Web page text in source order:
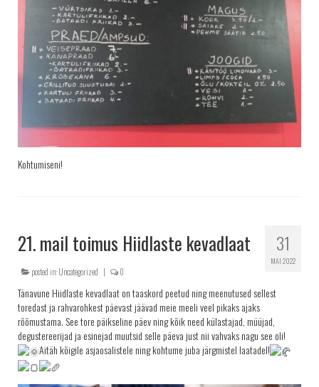
Kohtumiseni!
31
MAI 2022
21. mail toimus Hiidlaste kevadlaat
posted in:Uncategorized | 0
Tänavune Hiidlaste kevadlaat on taaskord peetud ning meenutused sellest
toredast ja rahvarohkest päevast jäävad meie meeli veel pikaks ajaks
rõõmustama. See tore päikseline päev ning kõik need külastajad, müüjad,
degustereerijad ja esinejad muutsid selle päeva just nii vahvaks nagu see oli!
Aitäh kõigile asjaosalistele ning kohtume juba järgmistel laatadel!